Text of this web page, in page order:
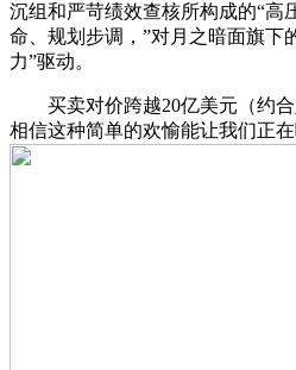
沉组和严苛绩效查核所构成的“高
命、规划步调，”对月之暗面旗下
力”驱动。
买卖对价跨越20亿美元（约合
相信这种简单的欢愉能让我们正在